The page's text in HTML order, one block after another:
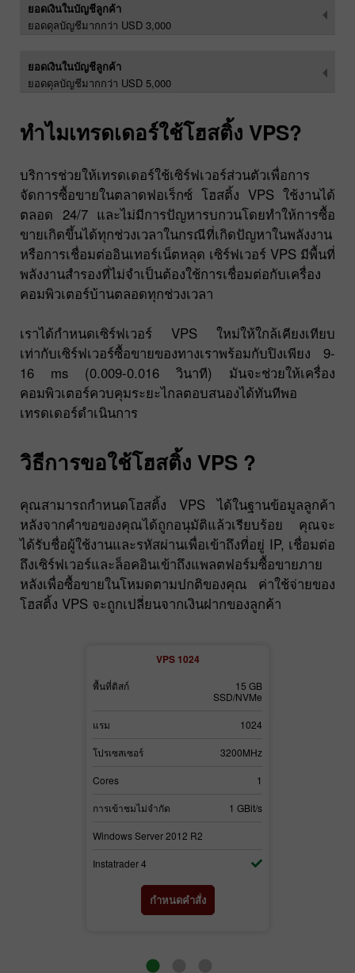
ยอดเงินในบัญชีลูกค้า
ยอดดุลบัญชีมากกว่า USD 3,000
ยอดเงินในบัญชีลูกค้า
ยอดดุลบัญชีมากกว่า USD 5,000
ทำไมเทรดเดอร์ใช้โฮสติ้ง VPS?
บริการช่วยให้เทรดเดอร์ใช้เซิร์ฟเวอร์ส่วนตัวเพื่อการ
จัดการซื้อขายในตลาดฟอเร็กซ์ โฮสติ้ง VPS ใช้งานได้
ตลอด 24/7 และไม่มีการปัญหารบกวนโดยทำให้การซื้อ
ขายเกิดขึ้นได้ทุกช่วงเวลาในกรณีที่เกิดปัญหาในพลังงาน
หรือการเชื่อมต่ออินเทอร์เน็ตหลุด เซิร์ฟเวอร์ VPS มีพื้นที่
พลังงานสำรองที่ไม่จำเป็นต้องใช้การเชื่อมต่อกับเครื่อง
คอมพิวเตอร์บ้านตลอดทุกช่วงเวลา
เราได้กำหนดเซิร์ฟเวอร์ VPS ใหม่ให้ใกล้เคียงเทียบ
เท่ากับเซิร์ฟเวอร์ซื้อขายของทางเราพร้อมกับปิงเพียง 9-
16 ms (0.009-0.016 วินาที) มันจะช่วยให้เครื่อง
คอมพิวเตอร์ควบคุมระยะไกลตอบสนองได้ทันทีพอ
เทรดเดอร์ดำเนินการ
วิธีการขอใช้โฮสติ้ง VPS ?
คุณสามารถกำหนดโฮสติ้ง VPS ได้ในฐานข้อมูลลูกค้า
หลังจากคำขอของคุณได้ถูกอนุมัติแล้วเรียบร้อย คุณจะ
ได้รับชื่อผู้ใช้งานและรหัสผ่านเพื่อเข้าถึงที่อยู่ IP, เชื่อมต่อ
ถึงเซิร์ฟเวอร์และล็อคอินเข้าถึงแพลตฟอร์มซื้อขายภาย
หลังเพื่อซื้อขายในโหมดตามปกติของคุณ ค่าใช้จ่ายของ
โฮสติ้ง VPS จะถูกเปลี่ยนจากเงินฝากของลูกค้า
VPS 1024
พื้นที่ดิสก์
15 GB
SSD/NVMe
แรม 1024
โปรเซสเซอร์ 3200MHz
Cores 1
การเข้าชมไม่จำกัด 1 GBit/s
Windows Server 2012 R2
Instatrader 4
กำหนดคำสั่ง